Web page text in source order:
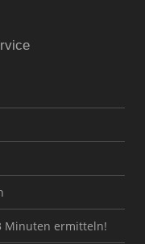
Minuten ermitteln!